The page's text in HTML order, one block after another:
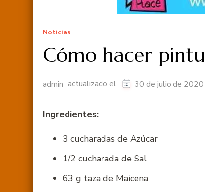
Noticias
Cómo hacer
admin actualizado el 30 de julio de 2020
Ingredientes:
3 cucharadas de Azúcar
1/2 cucharada de Sal
63 g taza de Maicena